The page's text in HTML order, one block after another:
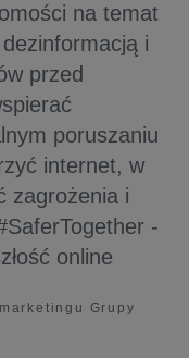
na temat
i
przed
poruszaniu
internet, w
zagrożenia i
-
online
Grupy